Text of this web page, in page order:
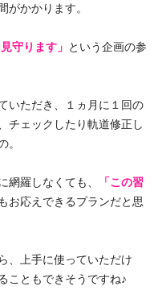
がかかります。
守ります」 という企画の参
いただき、１ヵ月に１回の
チェックしたり軌道修正し
。
網羅しなくても、
「この習
お応えできるプランだと思
、上手に使っていただけ
こともできそうですね♪